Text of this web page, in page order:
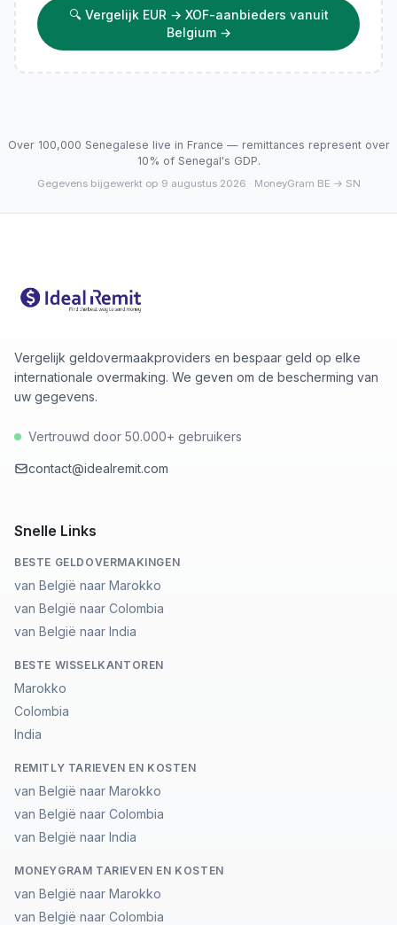
🔍 Vergelijk EUR → XOF-aanbieders vanuit
Belgium→
Over 100,000 Senegalese live in France — remittances represent over
10% of Senegal's GDP.
Gegevens bijgewerkt op 9 augustus 2026 · MoneyGram BE → SN
Vergelijk geldovermaakproviders en bespaar geld op elke
internationale overmaking. We geven om de bescherming van
uw gegevens.
Vertrouwd door 50.000+ gebruikers
contact@idealremit.com
Snelle Links
BESTE GELDOVERMAKINGEN
van België naar Marokko
van België naar Colombia
van België naar India
BESTE WISSELKANTOREN
Marokko
Colombia
India
REMITLY TARIEVEN EN KOSTEN
van België naar Marokko
van België naar Colombia
van België naar India
MONEYGRAM TARIEVEN EN KOSTEN
van België naar Marokko
van België naar Colombia